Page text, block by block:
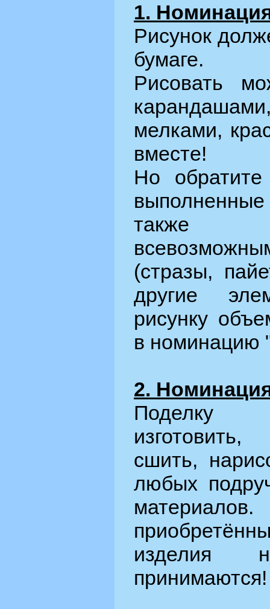
1.
Рисунок
бумаге.
Рисовать
мелками,
вместе!
Но
также
(стразы,
другие
рисунку
в номинацию
2.
Поделку
сшить,
любых
изделия
принимаются!